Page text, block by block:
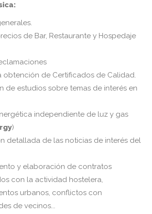
de Bar, Restaurante y Hospedaje
obtención de Certificados de Calidad.
de estudios sobre temas de interés en
independiente de luz y gas
)
detallada de las noticias de interés del
y elaboración de contratos
con la actividad hostelera,
urbanos, conflictos con
de vecinos...